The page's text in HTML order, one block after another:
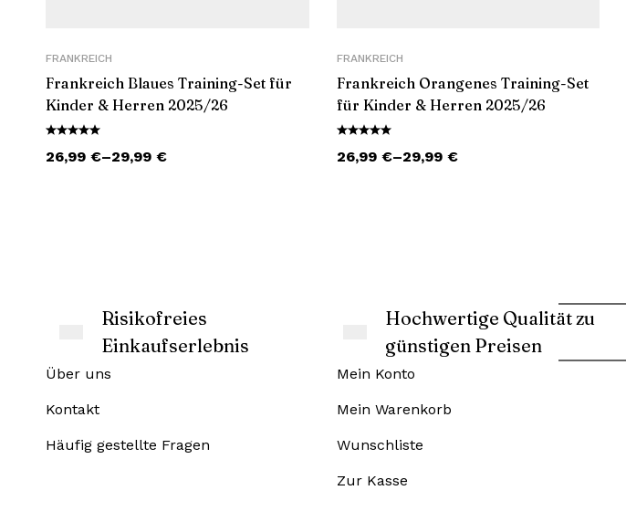
FRANKREICH
Frankreich Blaues Training-Set für
Kinder & Herren 2025/26
26,99 €–29,99 €
FRANKREICH
Frankreich Orangenes Training-Set
für Kinder & Herren 2025/26
26,99 €–29,99 €
Risikofreies
Einkaufserlebnis
Hochwertige Qualität zu
günstigen Preisen
Über uns
Kontakt
Häufig gestellte Fragen
Mein Konto
Mein Warenkorb
Wunschliste
Zur Kasse